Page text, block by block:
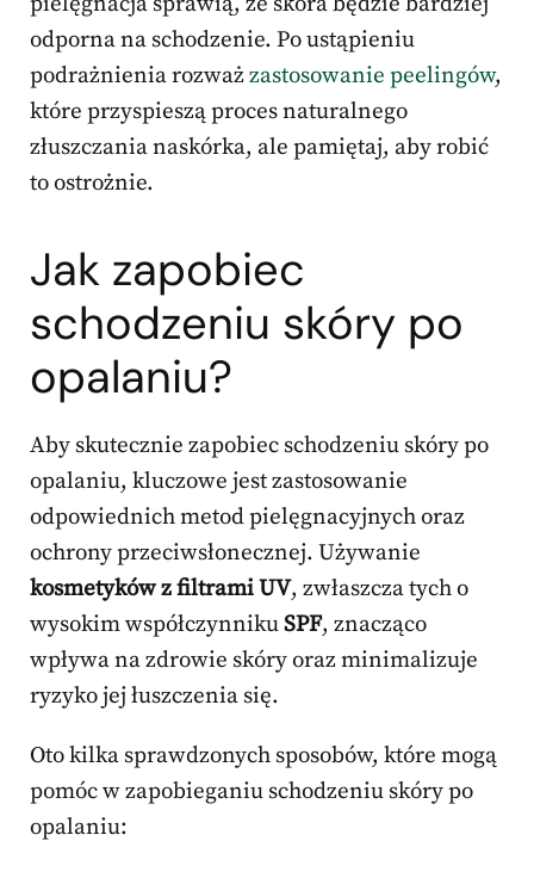
odporna na schodzenie. Po ustąpieniu
podrażnienia rozważzastosowanie peelingów,
które przyspieszą proces naturalnego
złuszczania naskórka, ale pamiętaj, aby robić
to ostrożnie.
Jak zapobiec
schodzeniu skóry po
opalaniu?
Aby skutecznie zapobiec schodzeniu skóry po
opalaniu, kluczowe jest zastosowanie
odpowiednich metod pielęgnacyjnych oraz
ochrony przeciwsłonecznej. Używanie
kosmetyków z filtrami UV, zwłaszcza tych o
wysokim współczynnikuSPF, znacząco
wpływa na zdrowie skóry oraz minimalizuje
ryzyko jej łuszczenia się.
Oto kilka sprawdzonych sposobów, które mogą
pomóc w zapobieganiu schodzeniu skóry po
opalaniu: